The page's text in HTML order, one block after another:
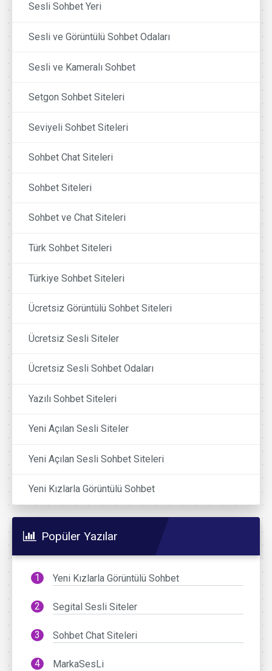
Sesli Sohbet Yeri
Sesli ve Görüntülü Sohbet Odaları
Sesli ve Kameralı Sohbet
Setgon Sohbet Siteleri
Seviyeli Sohbet Siteleri
Sohbet Chat Siteleri
Sohbet Siteleri
Sohbet ve Chat Siteleri
Türk Sohbet Siteleri
Türkiye Sohbet Siteleri
Ücretsiz Görüntülü Sohbet Siteleri
Ücretsiz Sesli Siteler
Ücretsiz Sesli Sohbet Odaları
Yazılı Sohbet Siteleri
Yeni Açılan Sesli Siteler
Yeni Açılan Sesli Sohbet Siteleri
Yeni Kızlarla Görüntülü Sohbet
Popüler Yazılar
Yeni Kızlarla Görüntülü Sohbet
Segital Sesli Siteler
Sohbet Chat Siteleri
MarkaSesLi